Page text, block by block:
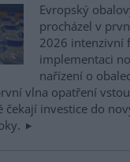
Evropský
procházel v
2026 intenzivní
implementaci
nařízení o
vlna opatření
čekají investice do